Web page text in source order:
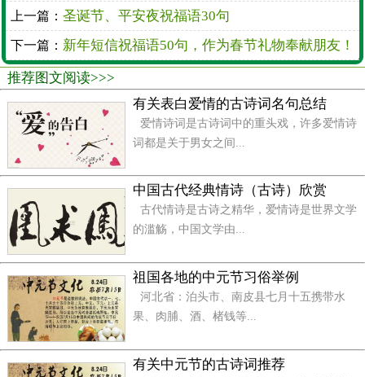
10、觅来知音须时间，谈情说爱非等闲。郎有情意
妹有缘，还须月老一线牵。保重身体最主观，闲事抛
在脑后边。辞去旧貌换新颜，祝你全家过好年。
11、有些事并不因时光流逝而褪去，有些人不因不
常见面而忘记，记忆里你是我永远朋友。在这迎新之
际，恭祝万事如意
上一篇： 圣诞节、平安夜祝福语30句
下一篇： 新年短信祝福语50句，作为春节礼物奉献朋友！
推荐图文阅读>>>
有关表白爱情的古诗词名句总结
爱情诗词是古诗词中的重头戏，许多爱情诗
词都是关于男女之间...
中国古代经典情诗（古诗）欣赏
古代情诗是古诗之精华，爱情诗是世界文学
的滥觞，中国文学由...
祖国各地的中元节习俗举例
河北省：泊头市、南皮县七月十五携带水
果、肉脯、酒、楮钱等...
有关中元节的古诗词推荐